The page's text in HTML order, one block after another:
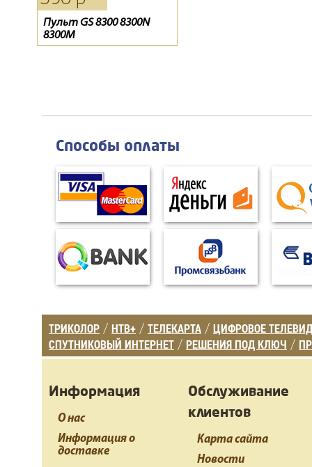
Пульт GS 8300 8300N
8300M
Ресивер Opentech OHS1
740V
Конвертор спутниковый
GI-204S
Способы оплаты
ТРИКОЛОР / НТВ+ / ТЕЛЕКАРТА / ЦИФРОВОЕ
СПУТНИКОВЫЙ ИНТЕРНЕТ / РЕШЕНИЯ ПОД КЛЮЧ /
Информация
О нас
Информация о
доставке
Обслуживание
клиентов
Карта сайта
Новости